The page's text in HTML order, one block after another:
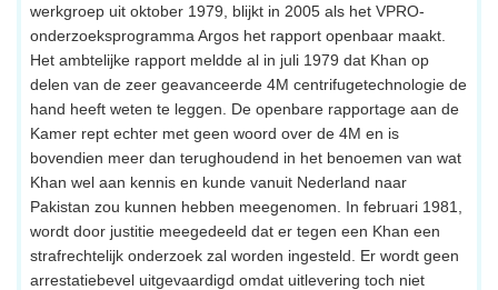
werkgroep uit oktober 1979, blijkt in 2005 als het VPRO-
onderzoeksprogramma Argos het rapport openbaar maakt.
Het ambtelijke rapport meldde al in juli 1979 dat Khan op
delen van de zeer geavanceerde 4M centrifugetechnologie de
hand heeft weten te leggen. De openbare rapportage aan de
Kamer rept echter met geen woord over de 4M en is
bovendien meer dan terughoudend in het benoemen van wat
Khan wel aan kennis en kunde vanuit Nederland naar
Pakistan zou kunnen hebben meegenomen. In februari 1981,
wordt door justitie meegedeeld dat er tegen een Khan een
strafrechtelijk onderzoek zal worden ingesteld. Er wordt geen
arrestatiebevel uitgevaardigd omdat uitlevering toch niet